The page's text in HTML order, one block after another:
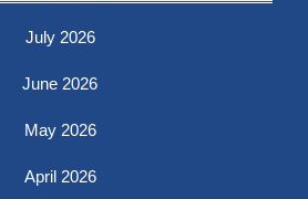
July 2026
June 2026
May 2026
April 2026